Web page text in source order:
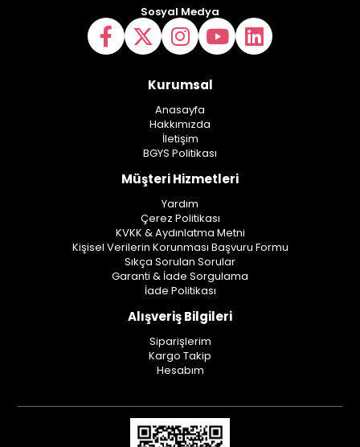
Sosyal Medya
Kurumsal
Anasayfa
Hakkımızda
İletişim
BGYS Politikası
Müşteri Hizmetleri
Yardım
Çerez Politikası
KVKK & Aydınlatma Metni
Kişisel Verilerin Korunması Başvuru Formu
Sıkça Sorulan Sorular
Garanti & İade Sorgulama
İade Politikası
Alışveriş Bilgileri
Siparişlerim
Kargo Takip
Hesabım